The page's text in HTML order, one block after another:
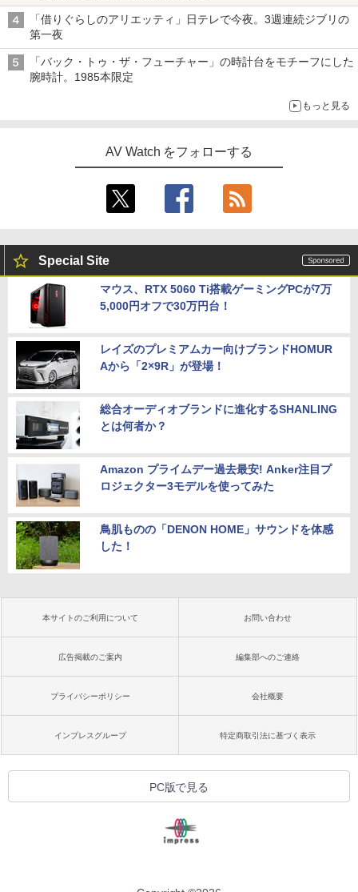
「借りぐらしのアリエッティ」日テレで今夜。3週連続ジブリの
第一夜
「バック・トゥ・ザ・フューチャー」の時計台をモチーフにした
腕時計。1985本限定
もっと見る
AV Watch をフォローする
Special Site
マウス、RTX 5060 Ti搭載ゲーミングPCが7万
5,000円オフで30万円台！
レイズのプレミアムカー向けブランドHOMUR
Aから「2×9R」が登場！
総合オーディオブランドに進化するSHANLING
とは何者か？
Amazon プライムデー過去最安! Anker注目プ
ロジェクター3モデルを使ってみた
鳥肌ものの「DENON HOME」サウンドを体感
した！
本サイトのご利用について お問い合わせ
広告掲載のご案内 編集部へのご連絡
プライバシーポリシー 会社概要
インプレスグループ 特定商取引法に基づく表示
PC版で見る